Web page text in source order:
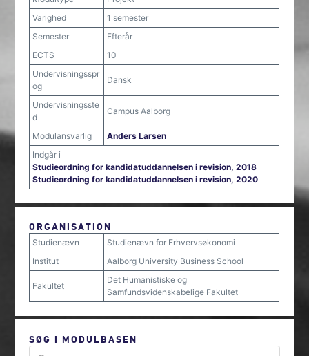
Varighed
1 semester
Semester
Efterår
ECTS
10
Undervisningsspr
og
Dansk
Undervisningsste
d
Campus Aalborg
Modulansvarlig
Anders Larsen
Indgår i
Studieordning for kandidatuddannelsen i revision, 2018
Studieordning for kandidatuddannelsen i revision, 2020
ORGANISATION
Studienævn
Studienævn for Erhvervsøkonomi
Institut
Aalborg University Business School
Fakultet
Det Humanistiske og
Samfundsvidenskabelige Fakultet
SØG I MODULBASEN